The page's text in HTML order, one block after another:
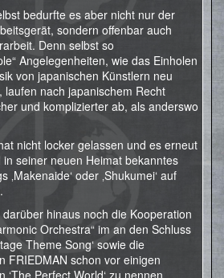
bedurfte es aber nicht nur der
sondern offenbar auch
Denn selbst so
Angelegenheiten, wie das Einholen
von japanischen Künstlern neu
nach japanischem Recht
und komplizierter ab, als anderswo
nicht locker gelassen und es erneut
seiner neuen Heimat bekanntes
‚Makenaide‘ oder ‚Shukumei‘ auf
hinaus noch die Kooperation
Orchestra“ im an den Schluss
Theme Song‘ sowie die
FRIEDMAN schon vor einigen
‘The Perfect World‘ zu nennen.